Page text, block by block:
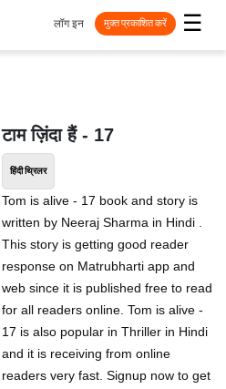
☰
लॉग इन मुक्त प्रकाशित करें
टाम ज़िंदा हैं - 17
हिंदी थ्रिलर
Tom is alive - 17 book and story is
written by Neeraj Sharma in Hindi .
This story is getting good reader
response on Matrubharti app and
web since it is published free to read
for all readers online. Tom is alive -
17 is also popular in Thriller in Hindi
and it is receiving from online
readers very fast. Signup now to get